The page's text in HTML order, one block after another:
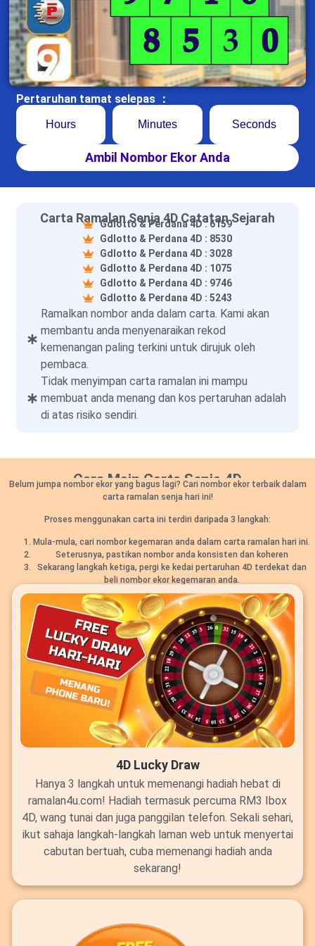
Pertaruhan tamat selepas ：
Hours Minutes Seconds
Ambil Nombor Ekor Anda
Carta Ramalan Senja 4D Catatan Sejarah
Gdlotto & Perdana 4D : 6159
Gdlotto & Perdana 4D : 8530
Gdlotto & Perdana 4D : 3028
Gdlotto & Perdana 4D : 1075
Gdlotto & Perdana 4D : 9746
Gdlotto & Perdana 4D : 5243
Ramalkan nombor anda dalam carta. Kami akan
membantu anda menyenaraikan rekod
kemenangan paling terkini untuk dirujuk oleh
pembaca.
Tidak menyimpan carta ramalan ini mampu
membuat anda menang dan kos pertaruhan adalah
di atas risiko sendiri.
Cara Main Carta Senja 4D
Belum jumpa nombor ekor yang bagus lagi? Cari nombor ekor terbaik dalam
carta ramalan senja hari ini!
Proses menggunakan carta ini terdiri daripada 3 langkah:
Mula-mula, cari nombor kegemaran anda dalam carta ramalan hari ini.
Seterusnya, pastikan nombor anda konsisten dan koheren
Sekarang langkah ketiga, pergi ke kedai pertaruhan 4D terdekat dan
beli nombor ekor kegemaran anda.
4D Lucky Draw
Hanya 3 langkah untuk memenangi hadiah hebat di
ramalan4u.com! Hadiah termasuk percuma RM3 Ibox
4D, wang tunai dan juga panggilan telefon. Sekali sehari,
ikut sahaja langkah-langkah laman web untuk menyertai
cabutan bertuah, cuba memenangi hadiah anda
sekarang!